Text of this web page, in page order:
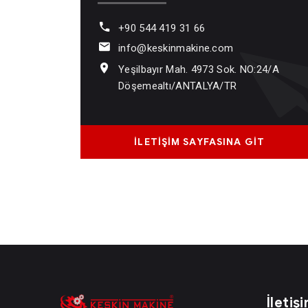
+90 544 419 31 66
info@keskinmakine.com
Yeşilbayır Mah. 4973 Sok. NO:24/A
Döşemealtı/ANTALYA/TR
İLETİŞİM SAYFASINA GİT